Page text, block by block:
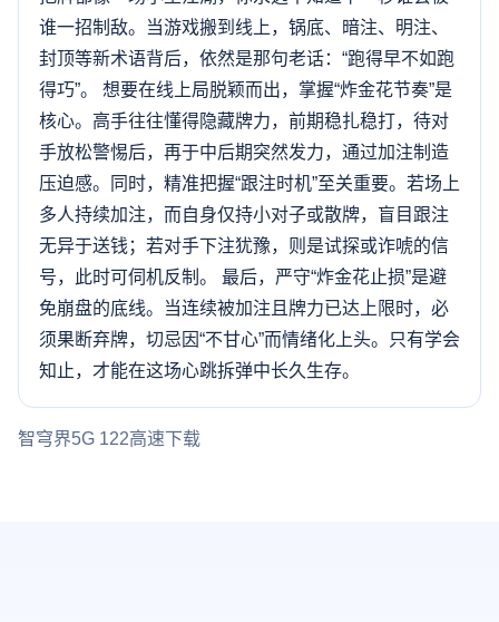
谁一招制敌。当游戏搬到线上，锅底、暗注、明注、
封顶等新术语背后，依然是那句老话：“跑得早不如跑
得巧”。 想要在线上局脱颖而出，掌握“炸金花节奏”是
核心。高手往往懂得隐藏牌力，前期稳扎稳打，待对
手放松警惕后，再于中后期突然发力，通过加注制造
压迫感。同时，精准把握“跟注时机”至关重要。若场上
多人持续加注，而自身仅持小对子或散牌，盲目跟注
无异于送钱；若对手下注犹豫，则是试探或诈唬的信
号，此时可伺机反制。 最后，严守“炸金花止损”是避
免崩盘的底线。当连续被加注且牌力已达上限时，必
须果断弃牌，切忌因“不甘心”而情绪化上头。只有学会
知止，才能在这场心跳拆弹中长久生存。
智穹界5G 122高速下载